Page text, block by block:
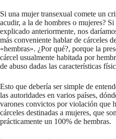
Si una mujer transexual comete un
acudir, a la de hombres o mujeres?
explicado anteriormente, nos
más conveniente hablar de cárceles
«hembras». ¿Por qué?, porque la
cárcel usualmente habitada por
de abuso dadas las características
Esto que debería ser simple de
las autoridades en varios países,
varones convictos por violación que
cárceles destinadas a mujeres, que
prácticamente un 100% de hembras.